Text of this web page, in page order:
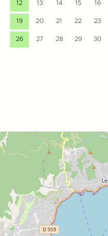
12 13 14 15 16
19 20 21 22 23
26 27 28 29 30